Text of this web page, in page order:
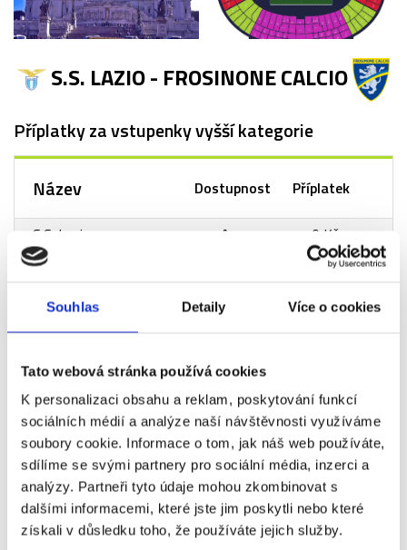
Souhlas Detaily Více o cookies
Tato webová stránka používá cookies
K personalizaci obsahu a reklam, poskytování funkcí
sociálních médií a analýze naší návštěvnosti využíváme
soubory cookie. Informace o tom, jak náš web používáte,
sdílíme se svými partnery pro sociální média, inzerci a
analýzy. Partneři tyto údaje mohou zkombinovat s
dalšími informacemi, které jste jim poskytli nebo které
získali v důsledku toho, že používáte jejich služby.
S.S. LAZIO - FROSINONE CALCIO
Příplatky za vstupenky vyšší kategorie
Název Dostupnost Příplatek
S.S. Lazio
-
- 3.
Ano +0 Kč
-
Frosinone
- 4.
kategorie
S.S. Lazio
-
Frosinone
Ano +250 Kč